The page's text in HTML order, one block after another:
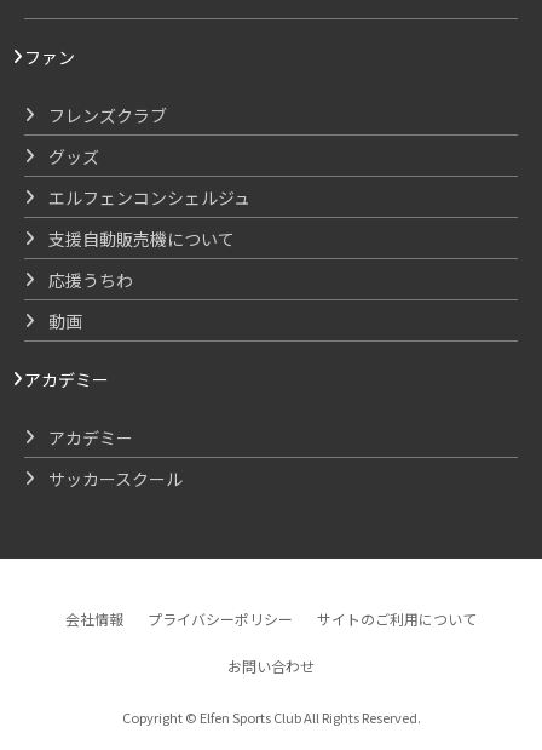
ファン
フレンズクラブ
グッズ
エルフェンコンシェルジュ
支援自動販売機について
応援うちわ
動画
アカデミー
アカデミー
サッカースクール
会社情報 プライバシーポリシー サイトのご利用について
お問い合わせ
Copyright © Elfen Sports Club All Rights Reserved.